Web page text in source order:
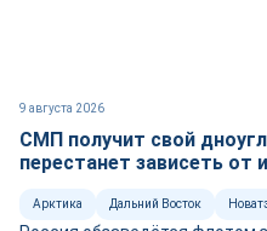
9 августа 2026
СМП получит свой
перестанет зависеть от
Арктика Дальний Восток